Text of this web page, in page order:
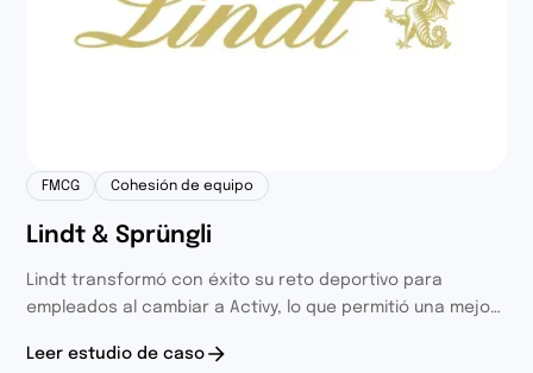
FMCG Cohesión de equipo
Lindt & Sprüngli
Lindt transformó con éxito su reto deportivo para
empleados al cambiar a Activy, lo que permitió una mejor
y un aumento en la productividad en cuatro países. La
Leer estudio de caso